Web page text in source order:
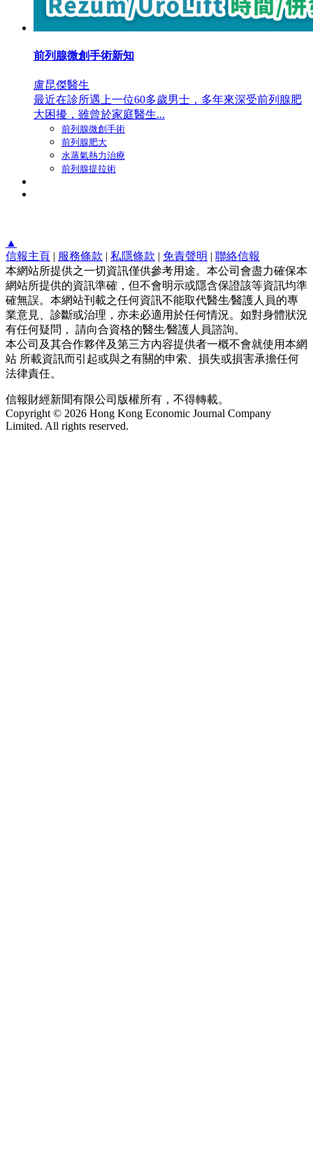
前列腺微創手術新知
盧昆傑醫生
最近在診所遇上一位60多歲男士，多年來深受前列腺肥
大困擾，雖曾於家庭醫生...
前列腺微創手術
前列腺肥大
水蒸氣熱力治療
前列腺提拉術
▲
信報主頁 | 服務條款 | 私隱條款 | 免責聲明 | 聯絡信報
本網站所提供之一切資訊僅供參考用途。本公司會盡力確保本
網站所提供的資訊準確，但不會明示或隱含保證該等資訊均準
確無誤。本網站刊載之任何資訊不能取代醫生∕醫護人員的專
業意見、診斷或治理，亦未必適用於任何情況。如對身體狀況
有任何疑問， 請向合資格的醫生∕醫護人員諮詢。
本公司及其合作夥伴及第三方內容提供者一概不會就使用本網
站 所載資訊而引起或與之有關的申索、損失或損害承擔任何
法律責任。
信報財經新聞有限公司版權所有，不得轉載。
Copyright © 2026 Hong Kong Economic Journal Company
Limited. All rights reserved.